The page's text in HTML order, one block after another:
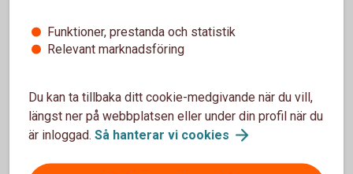
korttransaktion i en annan EES-valuta.
Funktioner, prestanda och statistik
Relevant marknadsföring
Du kan ta tillbaka ditt cookie-medgivande när du vill,
längst ner på webbplatsen eller under din profil när du
är inloggad. Så hanterar vi cookies